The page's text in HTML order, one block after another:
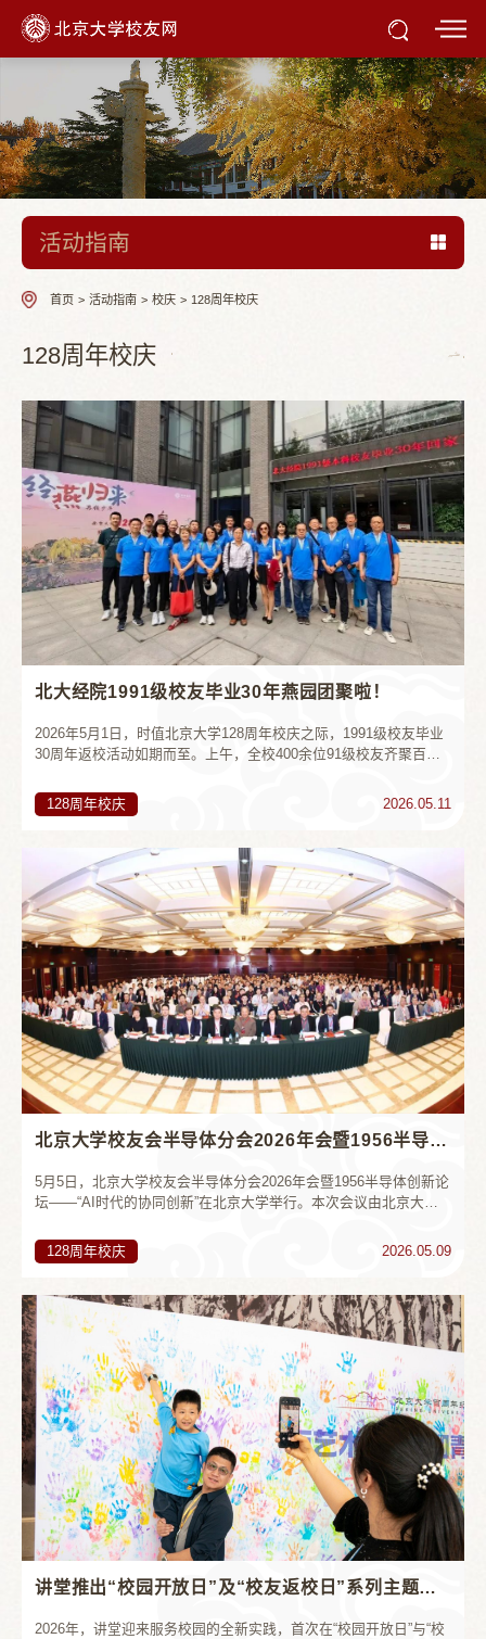
活动指南
首页 > 活动指南 > 校庆 > 128周年校庆
128周年校庆
北大经院1991级校友毕业30年燕园团聚啦！
2026年5月1日，时值北京大学128周年校庆之际，1991级校友毕业
30周年返校活动如期而至。上午，全校400余位91级校友齐聚百周
身影。合影结束后，经济学院经济学系、国际经济系的91级校友重
返经院，围坐一堂，开启温馨小聚。远在海外的校友虽无法亲身奔
在座各位同学依次分享毕业以来的人生轨迹与事业历程：有人深耕
一域、...
128周年校庆 2026.05.11
北京大学校友会半导体分会2026年会暨1956半导体创新论坛举行
5月5日，北京大学校友会半导体分会2026年会暨1956半导体创新论
坛——“AI时代的协同创新”在北京大学举行。本次会议由北京大学
院、微纳电子器件与集成技术全国重点实验室、微米纳米加工技术
全国重点实验室共同主办。北京大学党委常委、常务副校长张锦院
校友代表和师生代表等300余人齐聚燕园，在校庆时节共叙北大情
谊，...
128周年校庆 2026.05.09
讲堂推出“校园开放日”及“校友返校日”系列主题活动
2026年，讲堂迎来服务校园的全新实践，首次在“校园开放日”与“校